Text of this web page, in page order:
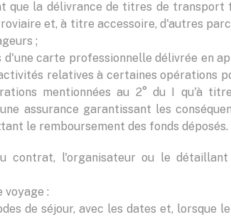
que la délivrance de titres de
et, à titre accessoire, d'autres
;
carte professionnelle délivrée en
relatives à certaines opérations
mentionnées au 2° du I qu'à
assurance garantissant les
le remboursement des fonds déposés.
contrat, l'organisateur ou le
voyage :
de séjour, avec les dates et, lorsque